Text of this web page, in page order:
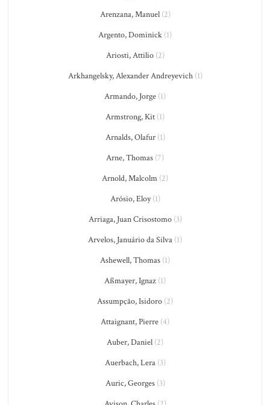
Arenzana, Manuel(2)
Argento, Dominick (1)
Ariosti, Attilio(2)
Arkhangelsky, Alexander Andreyevich(1)
Armando, Jorge (1)
Armstrong, Kit (1)
Arnalds, Olafur(1)
Arne, Thomas (7)
Arnold, Malcolm (2)
Arósio, Eloy(1)
Arriaga, Juan Crisostomo(3)
Arvelos, Januário da Silva (1)
Ashewell, Thomas (1)
Aßmayer, Ignaz (1)
Assumpção, Isidoro (2)
Attaignant, Pierre (4)
Auber, Daniel (2)
Auerbach, Lera(3)
Auric, Georges(3)